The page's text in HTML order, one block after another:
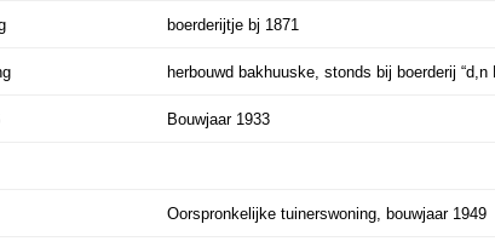
boerderijtje bj 1871
herbouwd bakhuuske, stonds bij boerderij “d,n
Bouwjaar 1933
Oorspronkelijke tuinerswoning, bouwjaar 1949